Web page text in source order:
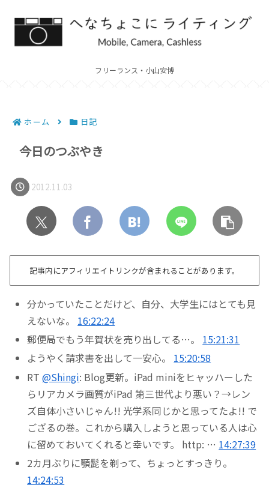
フリーランス・小山安博
ホーム 日記
今日のつぶやき
2012.11.03
記事内にアフィリエイトリンクが含まれることがあります。
分かっていたことだけど、自分、大学生にはとても見
えないな。 16:22:24
郵便局でもう年賀状を売り出してる…。 15:21:31
ようやく請求書を出して一安心。 15:20:58
RT@Shingi: Blog更新。iPad miniをヒャッハーした
らリアカメラ画質がiPad 第三世代より悪い？→レン
ズ自体小さいじゃん!! 光学系同じかと思ってたよ!! で
ござるの巻。これから購入しようと思っている人は心
に留めておいてくれると幸いです。 http: … 14:27:39
2カ月ぶりに顎髭を剃って、ちょっとすっきり。
14:24:53